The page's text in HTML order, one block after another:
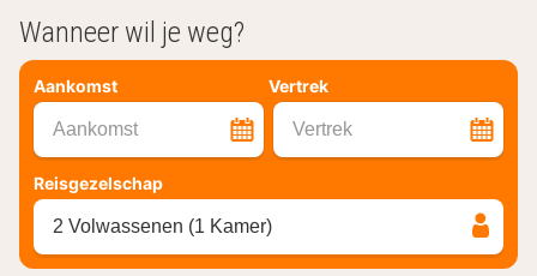
Wanneer wil je weg?
Aankomst Vertrek
Aankomst Vertrek
Reisgezelschap
2 Volwassenen (1 Kamer)